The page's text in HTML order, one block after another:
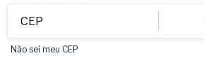
Não sei meu CEP